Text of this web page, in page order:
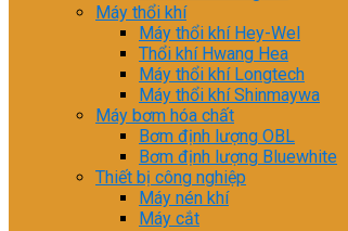
Máy thổi khí
Máy thổi khí Hey-Wel
Thổi khí Hwang Hea
Máy thổi khí Longtech
Máy thổi khí Shinmaywa
Máy bơm hóa chất
Bơm định lượng OBL
Bơm định lượng Bluewhite
Thiết bị công nghiệp
Máy nén khí
Máy cắt